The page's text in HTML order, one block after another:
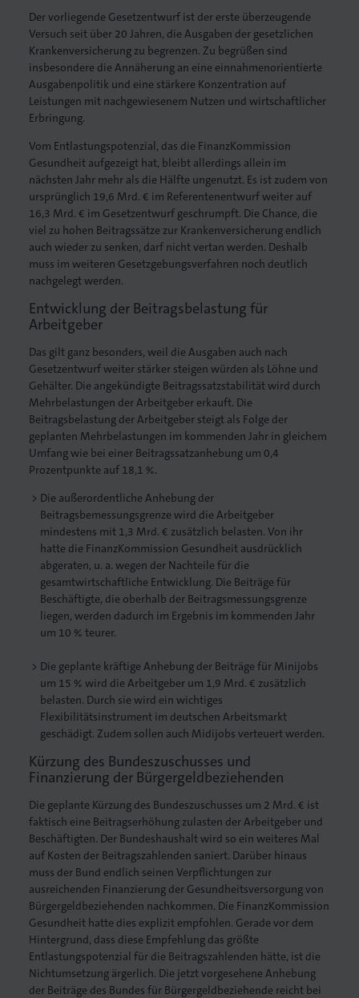
Gedruckt.
in
Der vorliegende Gesetzentwurf ist der erste überzeugende
Versuch seit über 20 Jahren, die Ausgaben der gesetzlichen
Krankenversicherung zu begrenzen. Zu begrüßen sind
insbesondere die Annäherung an eine einnahmenorientierte
Ausgabenpolitik und eine stärkere Konzentration auf
Leistungen mit nachgewiesenem Nutzen und wirtschaftlicher
Erbringung.
Vom Entlastungspotenzial, das die FinanzKommission
Gesundheit aufgezeigt hat, bleibt allerdings allein im
nächsten Jahr mehr als die Hälfte ungenutzt. Es ist zudem von
ursprünglich 19,6 Mrd. € im Referentenentwurf weiter auf
16,3 Mrd. € im Gesetzentwurf geschrumpft. Die Chance, die
viel zu hohen Beitragssätze zur Krankenversicherung endlich
auch wieder zu senken, darf nicht vertan werden. Deshalb
muss im weiteren Gesetzgebungsverfahren noch deutlich
nachgelegt werden.
Entwicklung der Beitragsbelastung für
Arbeitgeber
Das gilt ganz besonders, weil die Ausgaben auch nach
Gesetzentwurf weiter stärker steigen würden als Löhne und
Gehälter. Die angekündigte Beitragssatzstabilität wird durch
Mehrbelastungen der Arbeitgeber erkauft. Die
Beitragsbelastung der Arbeitgeber steigt als Folge der
geplanten Mehrbelastungen im kommenden Jahr in gleichem
Umfang wie bei einer Beitragssatzanhebung um 0,4
Prozentpunkte auf 18,1 %.
Die außerordentliche Anhebung der
Beitragsbemessungsgrenze wird die Arbeitgeber
mindestens mit 1,3 Mrd. € zusätzlich belasten. Von ihr
hatte die FinanzKommission Gesundheit ausdrücklich
abgeraten, u. a. wegen der Nachteile für die
gesamtwirtschaftliche Entwicklung. Die Beiträge für
Beschäftigte, die oberhalb der Beitragsmessungsgrenze
liegen, werden dadurch im Ergebnis im kommenden Jahr
um 10 % teurer.
Die geplante kräftige Anhebung der Beiträge für Minijobs
um 15 % wird die Arbeitgeber um 1,9 Mrd. € zusätzlich
belasten. Durch sie wird ein wichtiges
Flexibilitätsinstrument im deutschen Arbeitsmarkt
geschädigt. Zudem sollen auch Midijobs verteuert werden.
Kürzung des Bundeszuschusses und
Finanzierung der Bürgergeldbeziehenden
Die geplante Kürzung des Bundeszuschusses um 2 Mrd. € ist
faktisch eine Beitragserhöhung zulasten der Arbeitgeber und
Beschäftigten. Der Bundeshaushalt wird so ein weiteres Mal
auf Kosten der Beitragszahlenden saniert. Darüber hinaus
muss der Bund endlich seinen Verpflichtungen zur
ausreichenden Finanzierung der Gesundheitsversorgung von
Bürgergeldbeziehenden nachkommen. Die FinanzKommission
Gesundheit hatte dies explizit empfohlen. Gerade vor dem
Hintergrund, dass diese Empfehlung das größte
Entlastungspotenzial für die Beitragszahlenden hätte, ist die
Nichtumsetzung ärgerlich. Die jetzt vorgesehene Anhebung
der Beiträge des Bundes für Bürgergeldbeziehende reicht bei